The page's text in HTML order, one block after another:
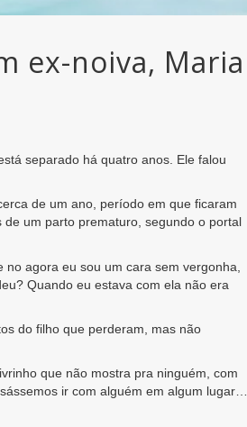
ex-noiva, Maria
separado há quatro anos. Ele falou
de um ano, período em que ficaram
um parto prematuro, segundo o portal
agora eu sou um cara sem vergonha,
Quando eu estava com ela não era
do filho que perderam, mas não
que não mostra pra ninguém, com
ir com alguém em algum lugar…